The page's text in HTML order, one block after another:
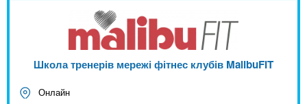
Школа тренерів мережі фітнес клубів MalibuFIT
Онлайн